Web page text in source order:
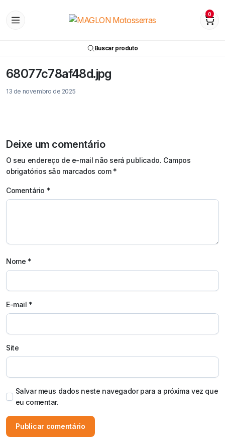
0
Buscar produto
68077c78af48d.jpg
13 de novembro de 2025
Deixe um comentário
O seu endereço de e-mail não será publicado. Campos
obrigatórios são marcados com *
Comentário *
Nome *
E-mail *
Site
Salvar meus dados neste navegador para a próxima vez que
eu comentar.